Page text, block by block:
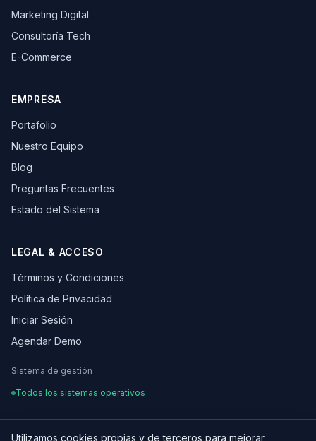
Marketing Digital
Consultoría Tech
E-Commerce
EMPRESA
Portafolio
Nuestro Equipo
Blog
Preguntas Frecuentes
Estado del Sistema
LEGAL & ACCESO
Términos y Condiciones
Política de Privacidad
Iniciar Sesión
Agendar Demo
Sistema de gestión
Todos los sistemas operativos
Utilizamos cookies propias y de terceros para mejorar